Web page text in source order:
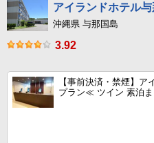
アイランドホテル
沖縄県 与那国島
3.92
【事前決済・禁煙】
プラン≪ ツイン 素泊